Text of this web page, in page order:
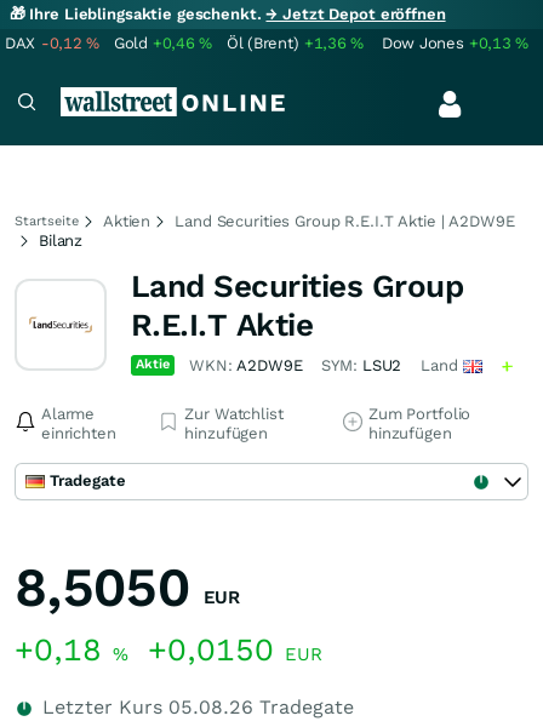
🎁 Ihre Lieblingsaktie geschenkt.→ Jetzt Depot eröffnen
DAX -0,12% Gold +0,46% Öl (Brent) +1,36% Dow Jones +0,13%
Startseite Aktien
Land Securities Group R.E.I.T Aktie | A2DW9E
Bilanz
Land Securities Group
R.E.I.T Aktie
Aktie WKN:A2DW9E SYM: LSU2 Land
Alarme
einrichten
Zur Watchlist
hinzufügen
Zum Portfolio
hinzufügen
Tradegate
8,5050 EUR
+0,18 % +0,0150 EUR
Letzter Kurs 05.08.26 Tradegate